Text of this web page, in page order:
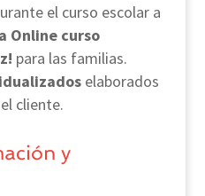
el curso escolar a
Online curso
para las familias.
elaborados
cliente.
y